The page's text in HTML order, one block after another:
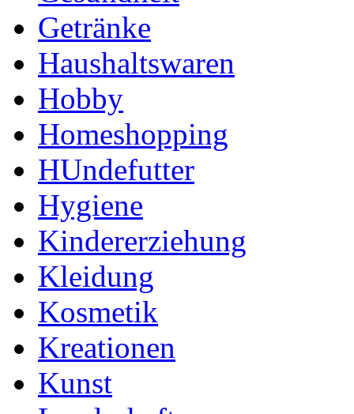
Getränke
Haushaltswaren
Hobby
Homeshopping
HUndefutter
Hygiene
Kindererziehung
Kleidung
Kosmetik
Kreationen
Kunst